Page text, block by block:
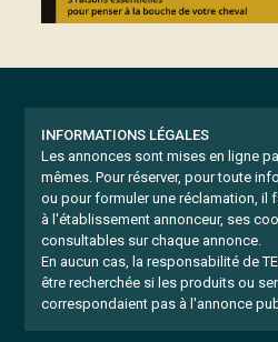
INFORMATIONS LÉGALES
Les annonces sont mises en ligne
mêmes. Pour réserver, pour toute
ou pour formuler une réclamation, il
à l'établissement annonceur, ses
consultables sur chaque annonce.
En aucun cas, la responsabilité de
être recherchée si les produits ou
correspondaient pas à l'annonce